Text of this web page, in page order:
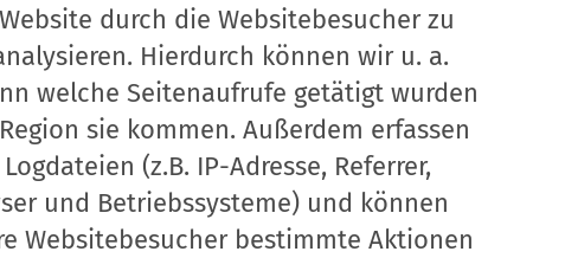
durch die Websitebesucher zu
Hierdurch können wir u. a.
welche Seitenaufrufe getätigt wurden
sie kommen. Außerdem erfassen
(z.B. IP-Adresse, Referrer,
und Betriebssysteme) und können
Websitebesucher bestimmte Aktionen